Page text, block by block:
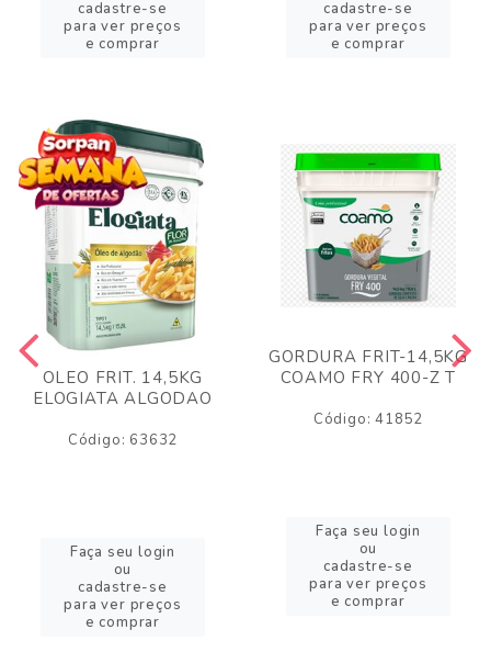
cadastre-se
para ver preços
e comprar
cadastre-se
para ver preços
e comprar
OLEO FRIT. 14,5KG
ELOGIATA ALGODAO
Código: 63632
Faça seu login
ou
cadastre-se
para ver preços
e comprar
GORDURA FRIT-14,5KG
COAMO FRY 400-Z T
Código: 41852
Faça seu login
ou
cadastre-se
para ver preços
e comprar